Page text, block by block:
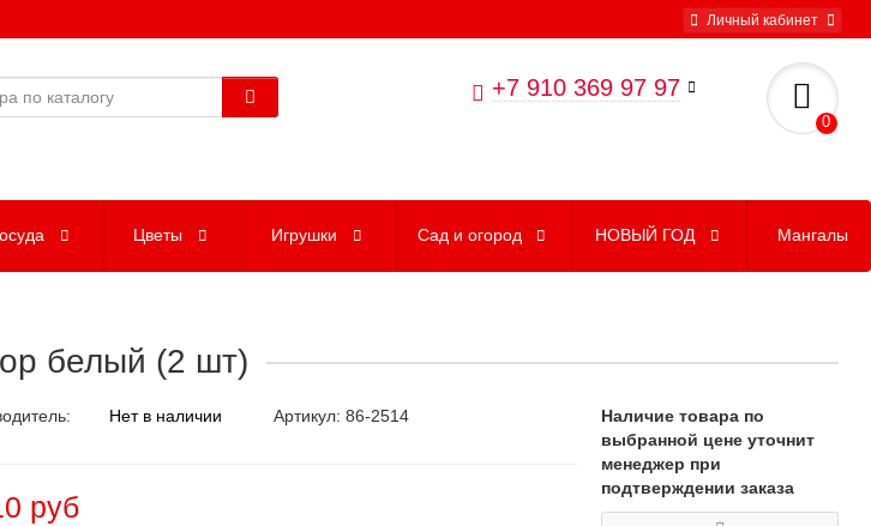
Личный кабинет
+7 910 369 97 97
0
Цветы Игрушки Сад и огород НОВЫЙ ГОД Мангалы
белый (2 шт)
Нет в наличии Артикул: 86-2514
руб
Наличие товара по
выбранной цене уточнит
менеджер при
подтверждении заказа